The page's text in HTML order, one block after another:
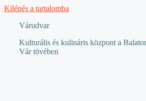
Kilépés a tartalomba
Várudvar
Kulturális és kulináris központ a
Vár tövében